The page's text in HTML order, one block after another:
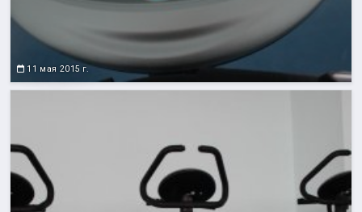
11 мая 2015 г.